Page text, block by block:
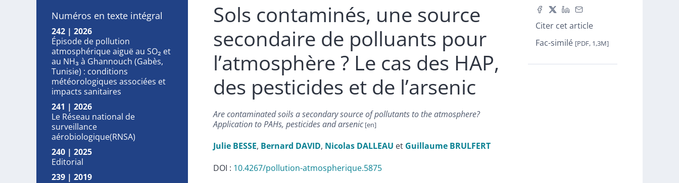
Numéros en texte intégral
242 | 2026
Épisode de pollution
atmosphérique aiguë au SO₂ et
au NH₃ à Ghannouch (Gabès,
Tunisie) : conditions
météorologiques associées et
impacts sanitaires
241 | 2026
Le Réseau national de
surveillance
aérobiologique(RNSA)
240 | 2025
Editorial
239 | 2019
Citer cet article
Fac-similé [PDF, 1,3M]
Sols contaminés, une source
secondaire de polluants pour
l’atmosphère ? Le cas des HAP,
des pesticides et de l’arsenic
Are contaminated soils a secondary source of pollutants to the atmosphere?
Application to PAHs, pesticides and arsenic
Julie BESSE, Bernard DAVID, Nicolas DALLEAU et Guillaume BRULFERT
DOI : 10.4267/pollution-atmospherique.5875